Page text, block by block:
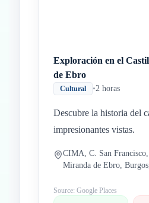
Exploración en el
de Ebro
Cultural •2 horas
Descubre la historia del
impresionantes vistas.
CIMA, C. San
Miranda de Ebro,
Source: Google Places